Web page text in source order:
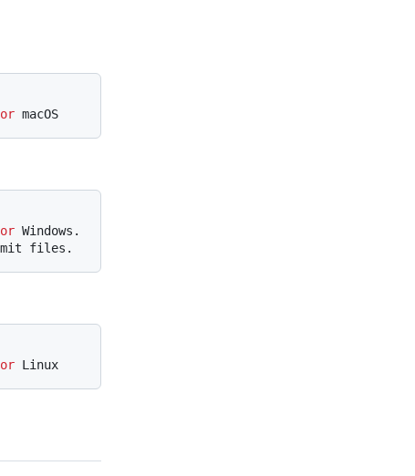
macOS
Windows.
files.
Linux